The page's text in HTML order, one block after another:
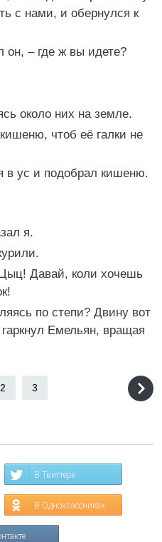
с нами, и обернулся к
он, – где ж вы идете?
около них на земле.
чтоб её галки не
в ус и подобрал кишеню.
я.
Давай, коли хочешь
по степи? Двину вот
Емельян, вращая
2 3
В Твиттере
В Одноклассниках